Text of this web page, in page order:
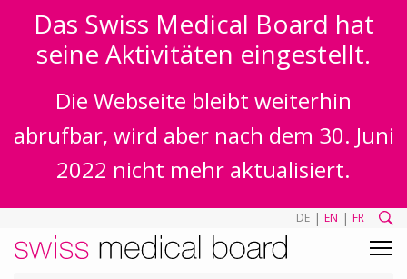
Das Swiss Medical Board hat
seine Aktivitäten eingestellt.
Die Webseite bleibt weiterhin
abrufbar, wird aber nach dem 30. Juni
2022 nicht mehr aktualisiert.
DE | EN | FR